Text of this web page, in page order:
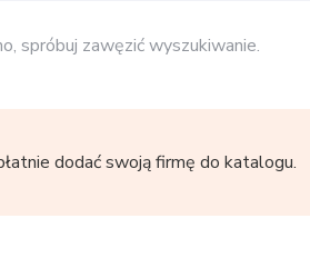
spróbuj zawęzić wyszukiwanie.
dodać swoją firmę do katalogu.